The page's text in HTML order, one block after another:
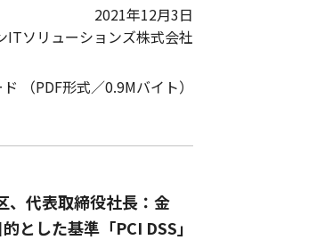
2021年12月3日
ITソリューションズ株式会社
（PDF形式／0.9Mバイト）
、代表取締役社長：金
した基準「PCI DSS」